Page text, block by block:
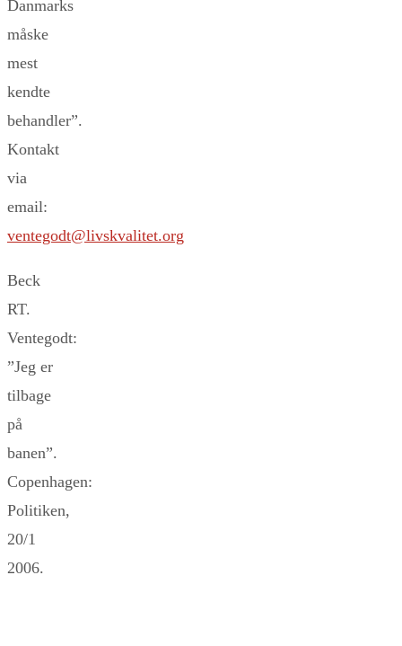
Danmarks
måske
mest
kendte
behandler”.
Kontakt
via
email:
ventegodt@livskvalitet.org
Beck
RT.
Ventegodt:
”Jeg er
tilbage
på
banen”.
Copenhagen:
Politiken,
20/1
2006.